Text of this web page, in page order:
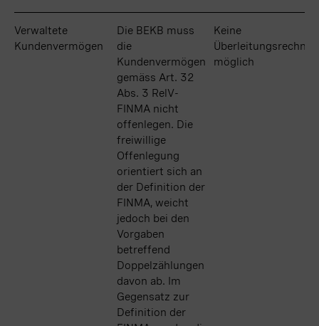
Verwaltete
Kundenvermögen
Die BEKB muss
die
Kundenvermögen
gemäss Art. 32
Abs. 3 RelV-
FINMA nicht
offenlegen. Die
freiwillige
Offenlegung
orientiert sich an
der Definition der
FINMA, weicht
jedoch bei den
Vorgaben
betreffend
Doppelzählungen
davon ab. Im
Gegensatz zur
Definition der
Keine
möglich
Verwaltete
Kundenvermögen